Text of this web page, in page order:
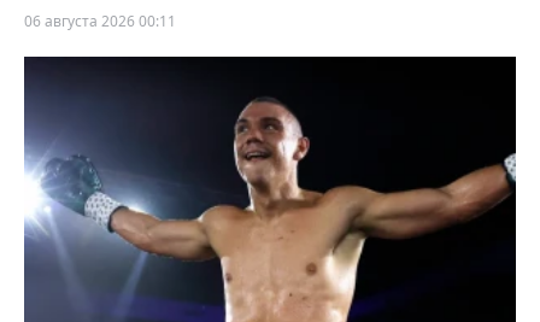
06 августа 2026 00:11